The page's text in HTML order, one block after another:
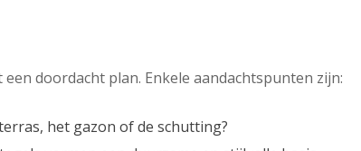
doordacht plan. Enkele aandachtspunten zijn:
het gazon of de schutting?